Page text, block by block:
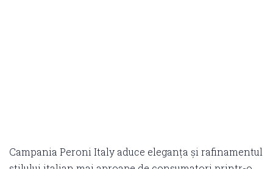
Campania Peroni Italy aduce eleganța și rafinamentul